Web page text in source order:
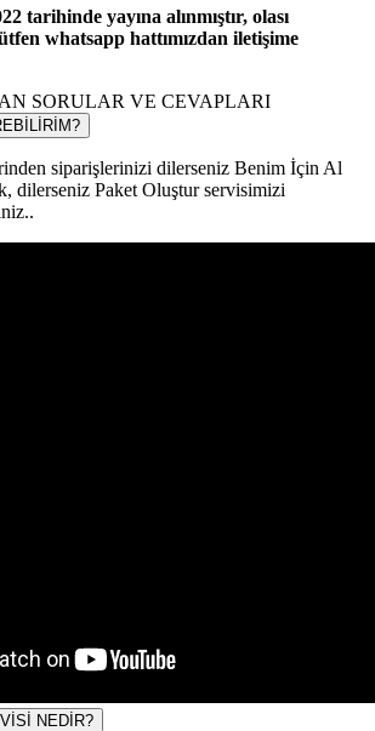
tarihinde yayına alınmıştır, olası
whatsapp hattımızdan iletişime
SORULAR VE CEVAPLARI
siparişlerinizi dilerseniz Benim İçin Al
dilerseniz Paket Oluştur servisimizi
NEDİR?